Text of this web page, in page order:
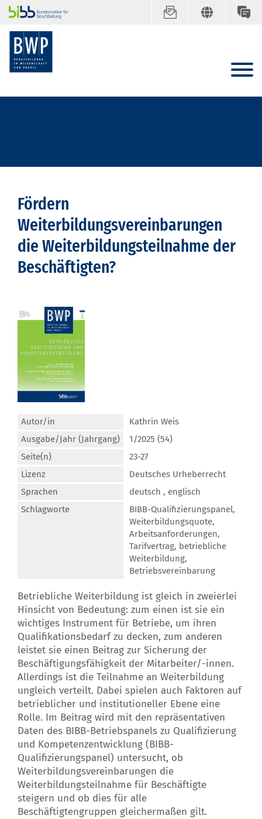
Fördern
Weiterbildungsvereinbarungen
die Weiterbildungsteilnahme der
Beschäftigten?
Autor/in
Kathrin Weis
Ausgabe/Jahr (Jahrgang)
1/2025 (54)
Seite(n)
23-27
Lizenz
Deutsches Urheberrecht
Sprachen
deutsch , englisch
Schlagworte
BIBB-Qualifizierungspanel,
Weiterbildungsquote,
Arbeitsanforderungen,
Tarifvertrag, betriebliche
Weiterbildung,
Betriebsvereinbarung
Betriebliche Weiterbildung ist gleich in zweierlei
Hinsicht von Bedeutung: zum einen ist sie ein
wichtiges Instrument für Betriebe, um ihren
Qualifikationsbedarf zu decken, zum anderen
leistet sie einen Beitrag zur Sicherung der
Beschäftigungsfähigkeit der Mitarbeiter/-innen.
Allerdings ist die Teilnahme an Weiterbildung
ungleich verteilt. Dabei spielen auch Faktoren auf
betrieblicher und institutioneller Ebene eine
Rolle. Im Beitrag wird mit den repräsentativen
Daten des BIBB-Betriebspanels zu Qualifizierung
und Kompetenzentwicklung (BIBB-
Qualifizierungspanel) untersucht, ob
Weiterbildungsvereinbarungen die
Weiterbildungsteilnahme für Beschäftigte
steigern und ob dies für alle
Beschäftigtengruppen gleichermaßen gilt.